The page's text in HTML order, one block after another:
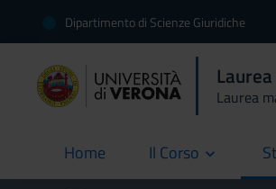
Dipartimento di Scienze Giuridiche
Laurea
Home
current Il Corso